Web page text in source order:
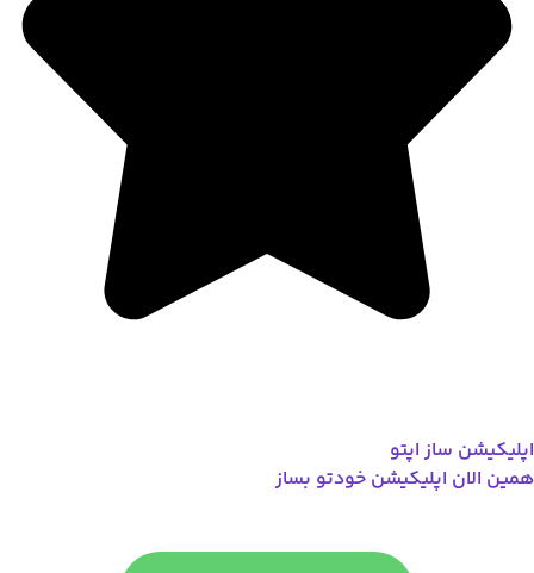
اپلیکیشن ساز اپتو
همین الان اپلیکیشن خودتو بساز